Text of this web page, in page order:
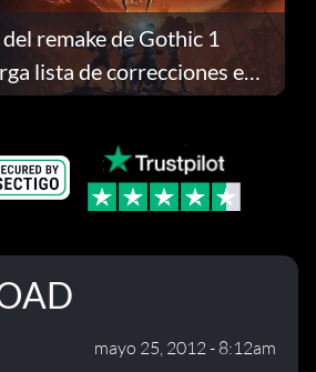
remake de Gothic 1
lista de correcciones en
mayo 25, 2012 - 8:12am